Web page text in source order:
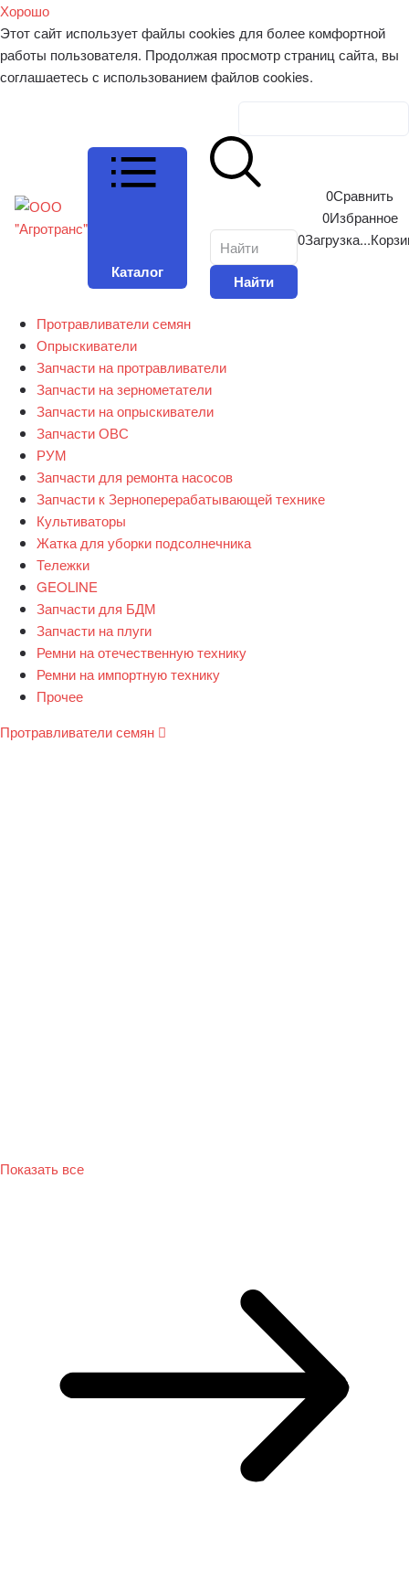
Хорошо
Этот сайт использует файлы cookies для более комфортной
работы пользователя. Продолжая просмотр страниц сайта, вы
соглашаетесь с использованием файлов cookies.
Каталог
Найти
0Сравнить
0Избранное
0Загрузка...
Протравливатели семян
Опрыскиватели
Запчасти на протравливатели
Запчасти на зернометатели
Запчасти на опрыскиватели
Запчасти ОВС
РУМ
Запчасти для ремонта насосов
Запчасти к Зерноперерабатывающей технике
Культиваторы
Жатка для уборки подсолнечника
Тележки
GEOLINE
Запчасти для БДМ
Запчасти на плуги
Ремни на отечественную технику
Ремни на импортную технику
Прочее
Протравливатели семян
Показать все